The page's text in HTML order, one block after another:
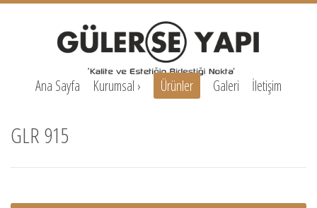
Ana Sayfa Kurumsal› Ürünler Galeri İletişim
GLR 915